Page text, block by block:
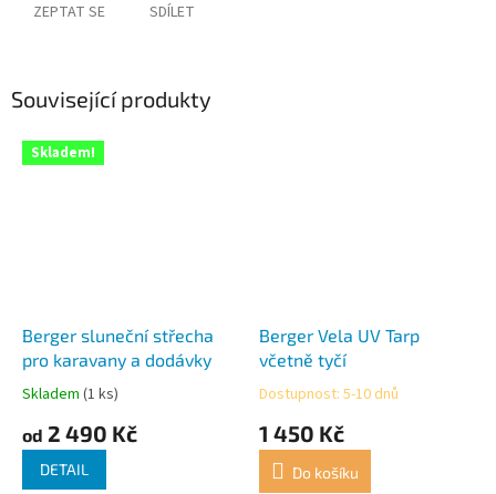
ZEPTAT SE SDÍLET
Související produkty
Skladem!
Berger sluneční střecha
pro karavany a dodávky
Průměrné
produktu
Skladem (1 ks)
od 2 490 Kč
DETAIL
Berger Vela UV Tarp
včetně tyčí
Průměrné
produktu
4,0
Dostupnost: 5-10 dnů
1 450 Kč
Do košíku